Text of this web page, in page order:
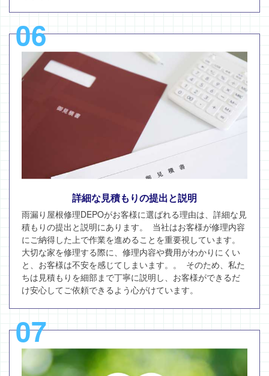
06
詳細な見積もりの提出と説明
雨漏り屋根修理DEPOがお客様に選ばれる理由は、詳細な見
積もりの提出と説明にあります。 当社はお客様が修理内容
にご納得した上で作業を進めることを重要視しています。
大切な家を修理する際に、修理内容や費用がわかりにくい
と、お客様は不安を感じてしまいます。。 そのため、私た
ちは見積もりを細部まで丁寧に説明し、お客様ができるだ
け安心してご依頼できるよう心がけています。
07